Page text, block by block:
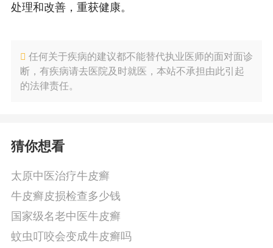
处理和改善，重获健康。
任何关于疾病的建议都不能替代执业医师的面对面诊
断，有疾病请去医院及时就医，本站不承担由此引起
的法律责任。
猜你想看
太原中医治疗牛皮癣
牛皮癣皮损检查多少钱
国家级名老中医牛皮癣
蚊虫叮咬会变成牛皮癣吗